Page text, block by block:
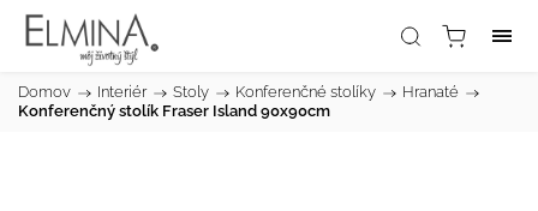
Domov / Interiér / Stoly / Konferenčné stolíky / Hranaté /
Konferenčný stolík Fraser Island 90x90cm